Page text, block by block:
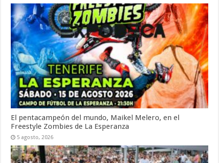
El pentacampeón del mundo, Maikel Melero, en el
Freestyle Zombies de La Esperanza
5 agosto, 2026